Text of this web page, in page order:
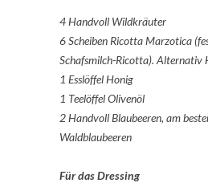
4 Handvoll Wildkräuter
6 Scheiben Ricotta Marzotica
Schafsmilch-Ricotta). Alternativ
1 Esslöffel Honig
1 Teelöffel Olivenöl
2 Handvoll Blaubeeren, am
Waldblaubeeren
Für das Dressing